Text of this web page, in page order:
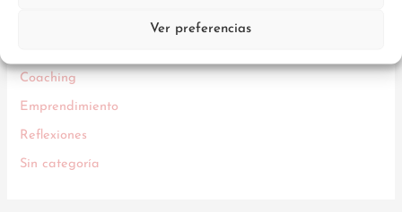
Ver preferencias
Coaching
Emprendimiento
Reflexiones
Sin categoría